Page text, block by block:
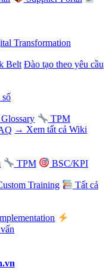
Transformation
Belt Đào tạo theo yêu cầu
số
TPM
→ Xem tất cả Wiki
TPM
BSC/KPI
Training
Tất cả